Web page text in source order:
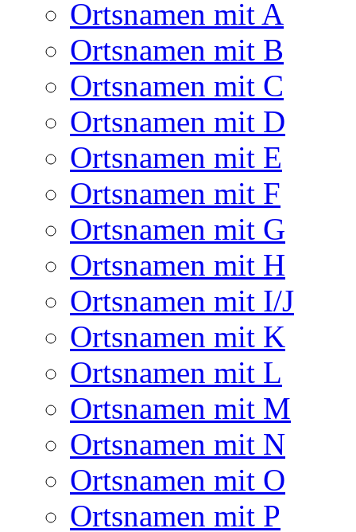
Ortsnamen mit A
Ortsnamen mit B
Ortsnamen mit C
Ortsnamen mit D
Ortsnamen mit E
Ortsnamen mit F
Ortsnamen mit G
Ortsnamen mit H
Ortsnamen mit I/J
Ortsnamen mit K
Ortsnamen mit L
Ortsnamen mit M
Ortsnamen mit N
Ortsnamen mit O
Ortsnamen mit P